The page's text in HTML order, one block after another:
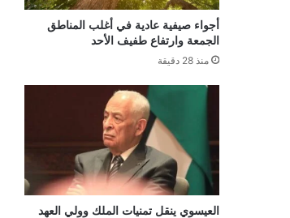
أجواء صيفية عادية في أغلب المناطق
الجمعة وارتفاع طفيف الأحد
منذ 28 دقيقة
العيسوي ينقل تمنيات الملك وولي العهد